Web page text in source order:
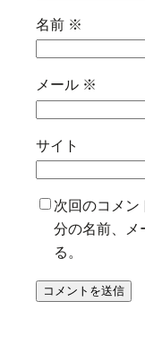
名前 ※
メール ※
サイト
次回のコメン
分の名前、メ
る。